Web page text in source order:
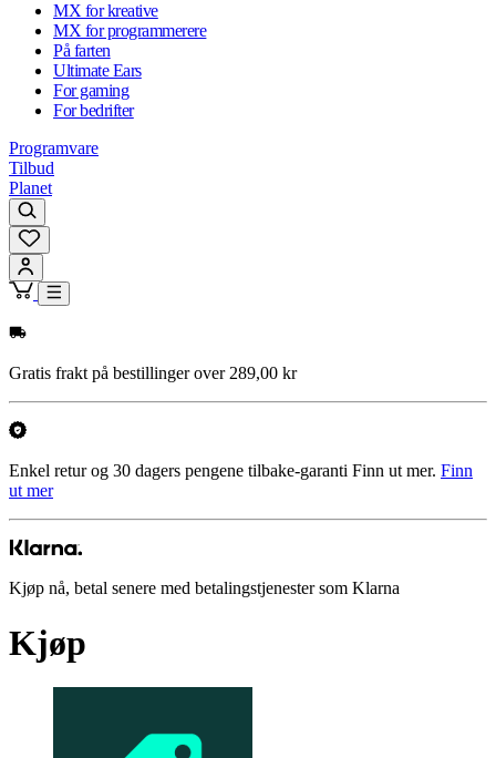
MX for kreative
MX for programmerere
På farten
Ultimate Ears
For gaming
For bedrifter
Programvare
Tilbud
Planet
Gratis frakt på bestillinger over 289,00 kr
Enkel retur og 30 dagers pengene tilbake-garanti Finn ut mer. Finn
ut mer
Kjøp nå, betal senere med betalingstjenester som Klarna
Kjøp